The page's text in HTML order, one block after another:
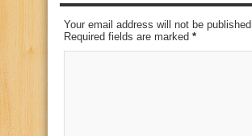
Your email address will not be published.
Required fields are marked *